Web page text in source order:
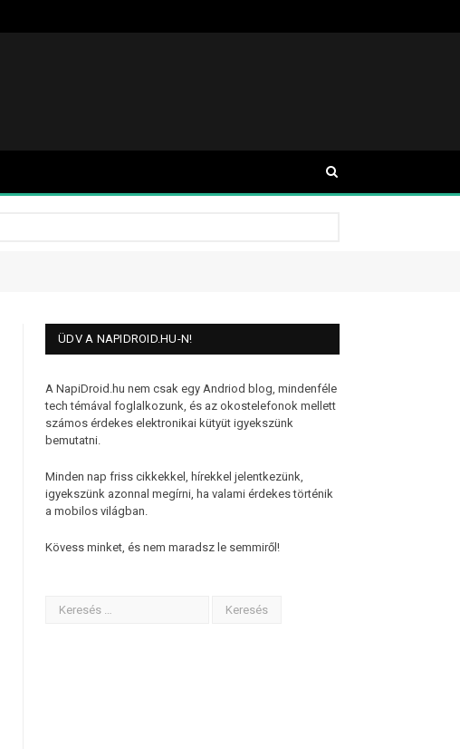
ÜDV A NAPIDROID.HU-N!
A NapiDroid.hu nem csak egy Andriod blog, mindenféle
tech témával foglalkozunk, és az okostelefonok mellett
számos érdekes elektronikai kütyüt igyekszünk
bemutatni.
Minden nap friss cikkekkel, hírekkel jelentkezünk,
igyekszünk azonnal megírni, ha valami érdekes történik
a mobilos világban.
Kövess minket, és nem maradsz le semmiről!